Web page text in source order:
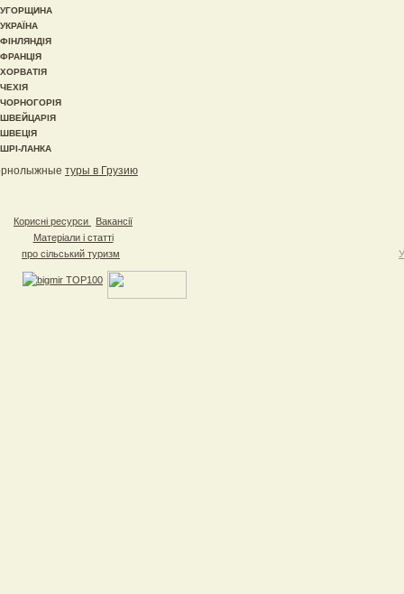
УГОРЩИНА
УКРАЇНА
ФІНЛЯНДІЯ
ФРАНЦІЯ
ХОРВАТІЯ
ЧЕХІЯ
ЧОРНОГОРІЯ
ШВЕЙЦАРІЯ
ШВЕЦІЯ
ШРІ-ЛАНКА
туры в Грузию
Корисні ресурси
Вакансії
Матеріали і статті
про сільський туризм